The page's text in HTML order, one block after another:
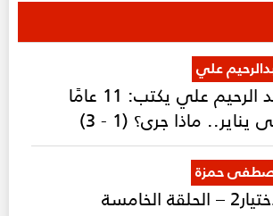
علي
عبد الرحيم علي يكتب: 11 عامًا
يناير.. ماذا جرى؟ (1 - 3)
حمزة
الحلقة الخامسة